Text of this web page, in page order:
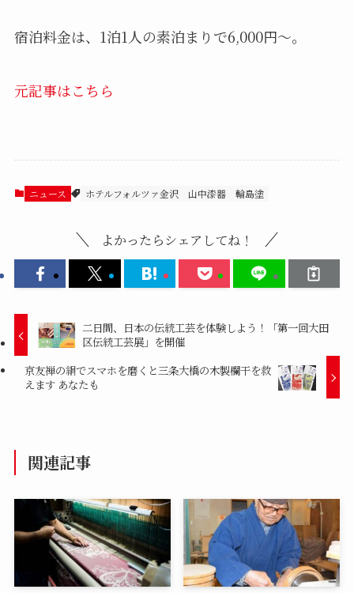
宿泊料金は、1泊1人の素泊まりで6,000円～。
元記事はこちら
ニュース ホテルフォルツァ金沢 山中漆器 輪島塗
よかったらシェアしてね！
二日間、日本の伝統工芸を体験しよう！「第一回大田
区伝統工芸展」を開催
京友禅の絹でスマホを磨くと三条大橋の木製欄干を救
えます あなたも
関連記事